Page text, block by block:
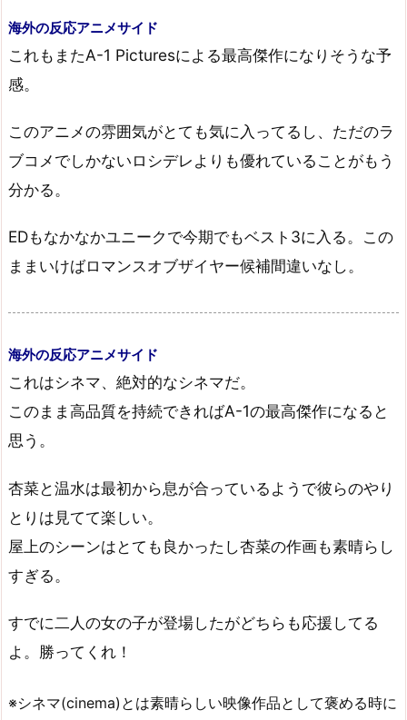
海外の反応アニメサイド
これもまたA-1 Picturesによる最高傑作になりそうな予
感。
このアニメの雰囲気がとても気に入ってるし、ただのラ
ブコメでしかないロシデレよりも優れていることがもう
分かる。
EDもなかなかユニークで今期でもベスト3に入る。この
ままいけばロマンスオブザイヤー候補間違いなし。
海外の反応アニメサイド
これはシネマ、絶対的なシネマだ。
このまま高品質を持続できればA-1の最高傑作になると
思う。
杏菜と温水は最初から息が合っているようで彼らのやり
とりは見てて楽しい。
屋上のシーンはとても良かったし杏菜の作画も素晴らし
すぎる。
すでに二人の女の子が登場したがどちらも応援してる
よ。勝ってくれ！
※シネマ(cinema)とは素晴らしい映像作品として褒める時に